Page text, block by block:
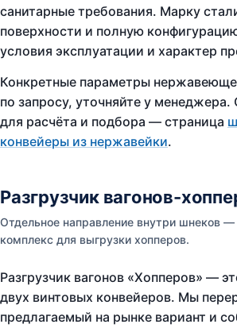
санитарные требования. Марку
поверхности и полную
условия эксплуатации и характер
Конкретные параметры
по запросу, уточняйте у менеджера.
для расчёта и подбора — страница
конвейеры из нержавейки.
Разгрузчик вагонов-
Отдельное направление внутри шнеков
комплекс для выгрузки хопперов.
Разгрузчик вагонов «Хопперов» —
двух винтовых конвейеров. Мы
предлагаемый на рынке вариант и